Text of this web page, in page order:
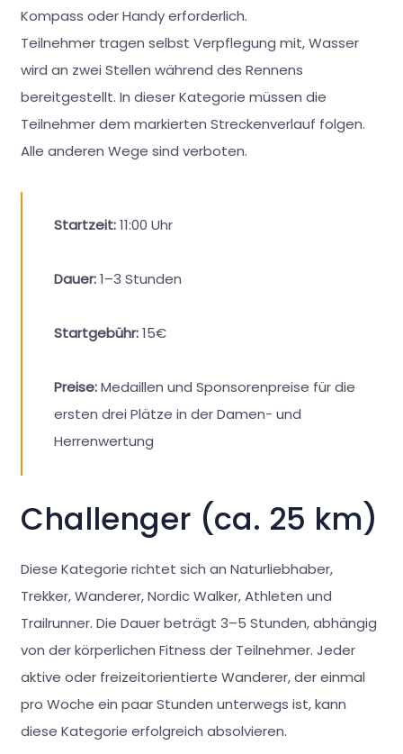
Kompass oder Handy erforderlich.
Teilnehmer tragen selbst Verpflegung mit, Wasser
wird an zwei Stellen während des Rennens
bereitgestellt. In dieser Kategorie müssen die
Teilnehmer dem markierten Streckenverlauf folgen.
Alle anderen Wege sind verboten.
Startzeit:11:00 Uhr
Dauer:1–3 Stunden
Startgebühr:15€
Preise:Medaillen und Sponsorenpreise für die
ersten drei Plätze in der Damen- und
Herrenwertung
Challenger (ca. 25 km)
Diese Kategorie richtet sich an Naturliebhaber,
Trekker, Wanderer, Nordic Walker, Athleten und
Trailrunner. Die Dauer beträgt 3–5 Stunden, abhängig
von der körperlichen Fitness der Teilnehmer. Jeder
aktive oder freizeitorientierte Wanderer, der einmal
pro Woche ein paar Stunden unterwegs ist, kann
diese Kategorie erfolgreich absolvieren.